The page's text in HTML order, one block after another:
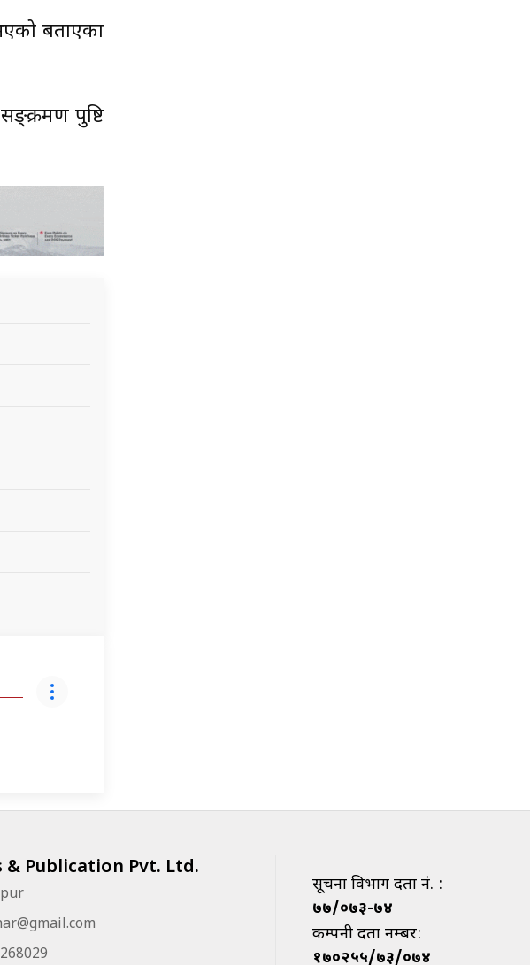
बताएका
पुष्टि
& Publication Pvt. Ltd.
सूचना विभाग दर्ता नं. :
७७/०७३-७४
कम्पनी दर्ता नम्बर:
१७०२५५/७३/०७४